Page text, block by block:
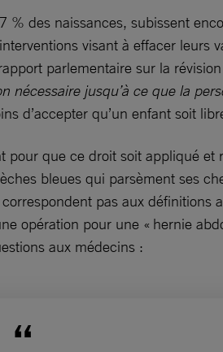
% des naissances, subissent
visant à effacer leurs
parlementaire sur la
nécessaire jusqu’à ce que la
d’accepter qu’un enfant soit
pour que ce droit soit appliqué
bleues qui parsèment ses
pas aux
opération pour une « hernie
aux médecins :